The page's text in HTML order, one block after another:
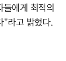
에게 최적의
"라고 밝혔다.